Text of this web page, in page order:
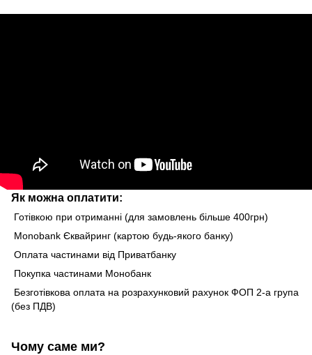
Як можна оплатити:
Готівкою при отриманні (для замовлень більше 400грн)
Monobank Єквайринг (картою будь-якого банку)
Оплата частинами від Приватбанку
Покупка частинами Монобанк
Безготівкова оплата на розрахунковий рахунок ФОП 2-а група
(без ПДВ)
Чому саме ми?